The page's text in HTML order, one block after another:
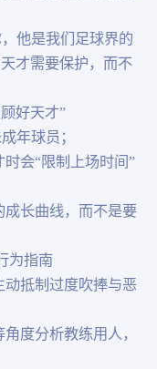
他是我们足球界的
才需要保护，而不
好天才”
年球员；
会“限制上场时间”
成长曲线，而不是要
为指南
动抵制过度吹捧与恶
度分析教练用人，